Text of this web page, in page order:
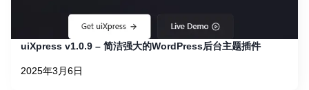
uiXpress v1.0.9 – 简洁强大的WordPress后台主题插件
2025年3月6日